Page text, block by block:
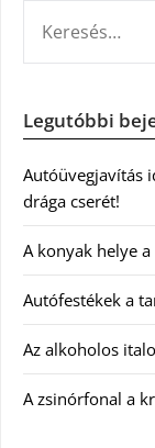
Legutóbbi
Autóüvegjavítás
drága cserét!
A konyak helye
Autófestékek a
Az alkoholos
A zsinórfonal a